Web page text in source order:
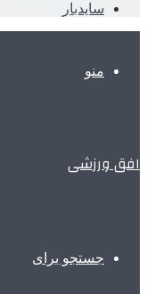
سایدبار
منو
افق ورزشی
جستجو برای